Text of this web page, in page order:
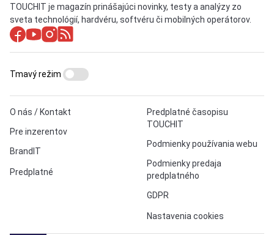
TOUCHIT je magazín prinášajúci novinky, testy a analýzy zo
sveta technológií, hardvéru, softvéru či mobilných operátorov.
O nás / Kontakt
Pre inzerentov
BrandIT
Predplatné
Predplatné časopisu
TOUCHIT
Podmienky používania webu
Podmienky predaja
predplatného
GDPR
Nastavenia cookies
Tmavý režim